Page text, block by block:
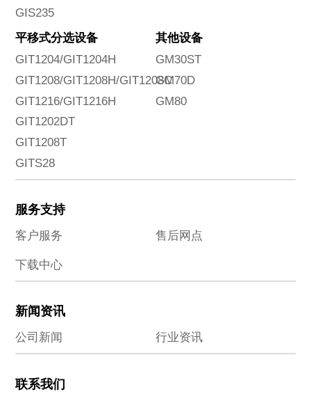
GIS235
平移式分选设备
GIT1204/GIT1204H
GIT1208/GIT1208H/GIT1208C
GIT1216/GIT1216H
GIT1202DT
GIT1208T
GITS28
其他设备
GM30ST
GM70D
GM80
服务支持
客户服务 售后网点
下载中心
新闻资讯
公司新闻 行业资讯
联系我们